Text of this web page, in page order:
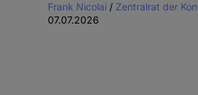
Frank Nicolai/ Zentralrat der
07.07.2026